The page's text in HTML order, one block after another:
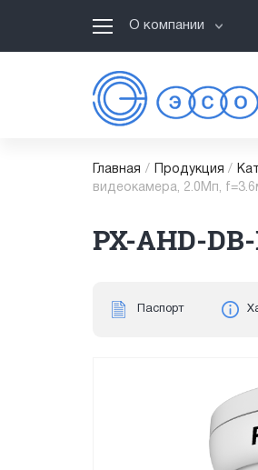
О компании
Главная / Продукция /
видеокамера, 2.0Мп,
PX-AHD-
Паспорт